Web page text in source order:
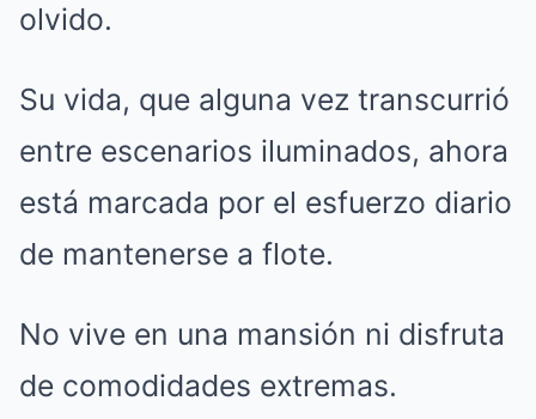
olvido.
Su vida, que alguna vez transcurrió
entre escenarios iluminados, ahora
está marcada por el esfuerzo diario
de mantenerse a flote.
No vive en una mansión ni disfruta
de comodidades extremas.